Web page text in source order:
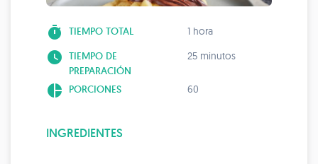
timer TIEMPO TOTAL 1 hora
watch_later TIEMPO DE
PREPARACIÓN
25 minutos
pie_chart PORCIONES 60
INGREDIENTES